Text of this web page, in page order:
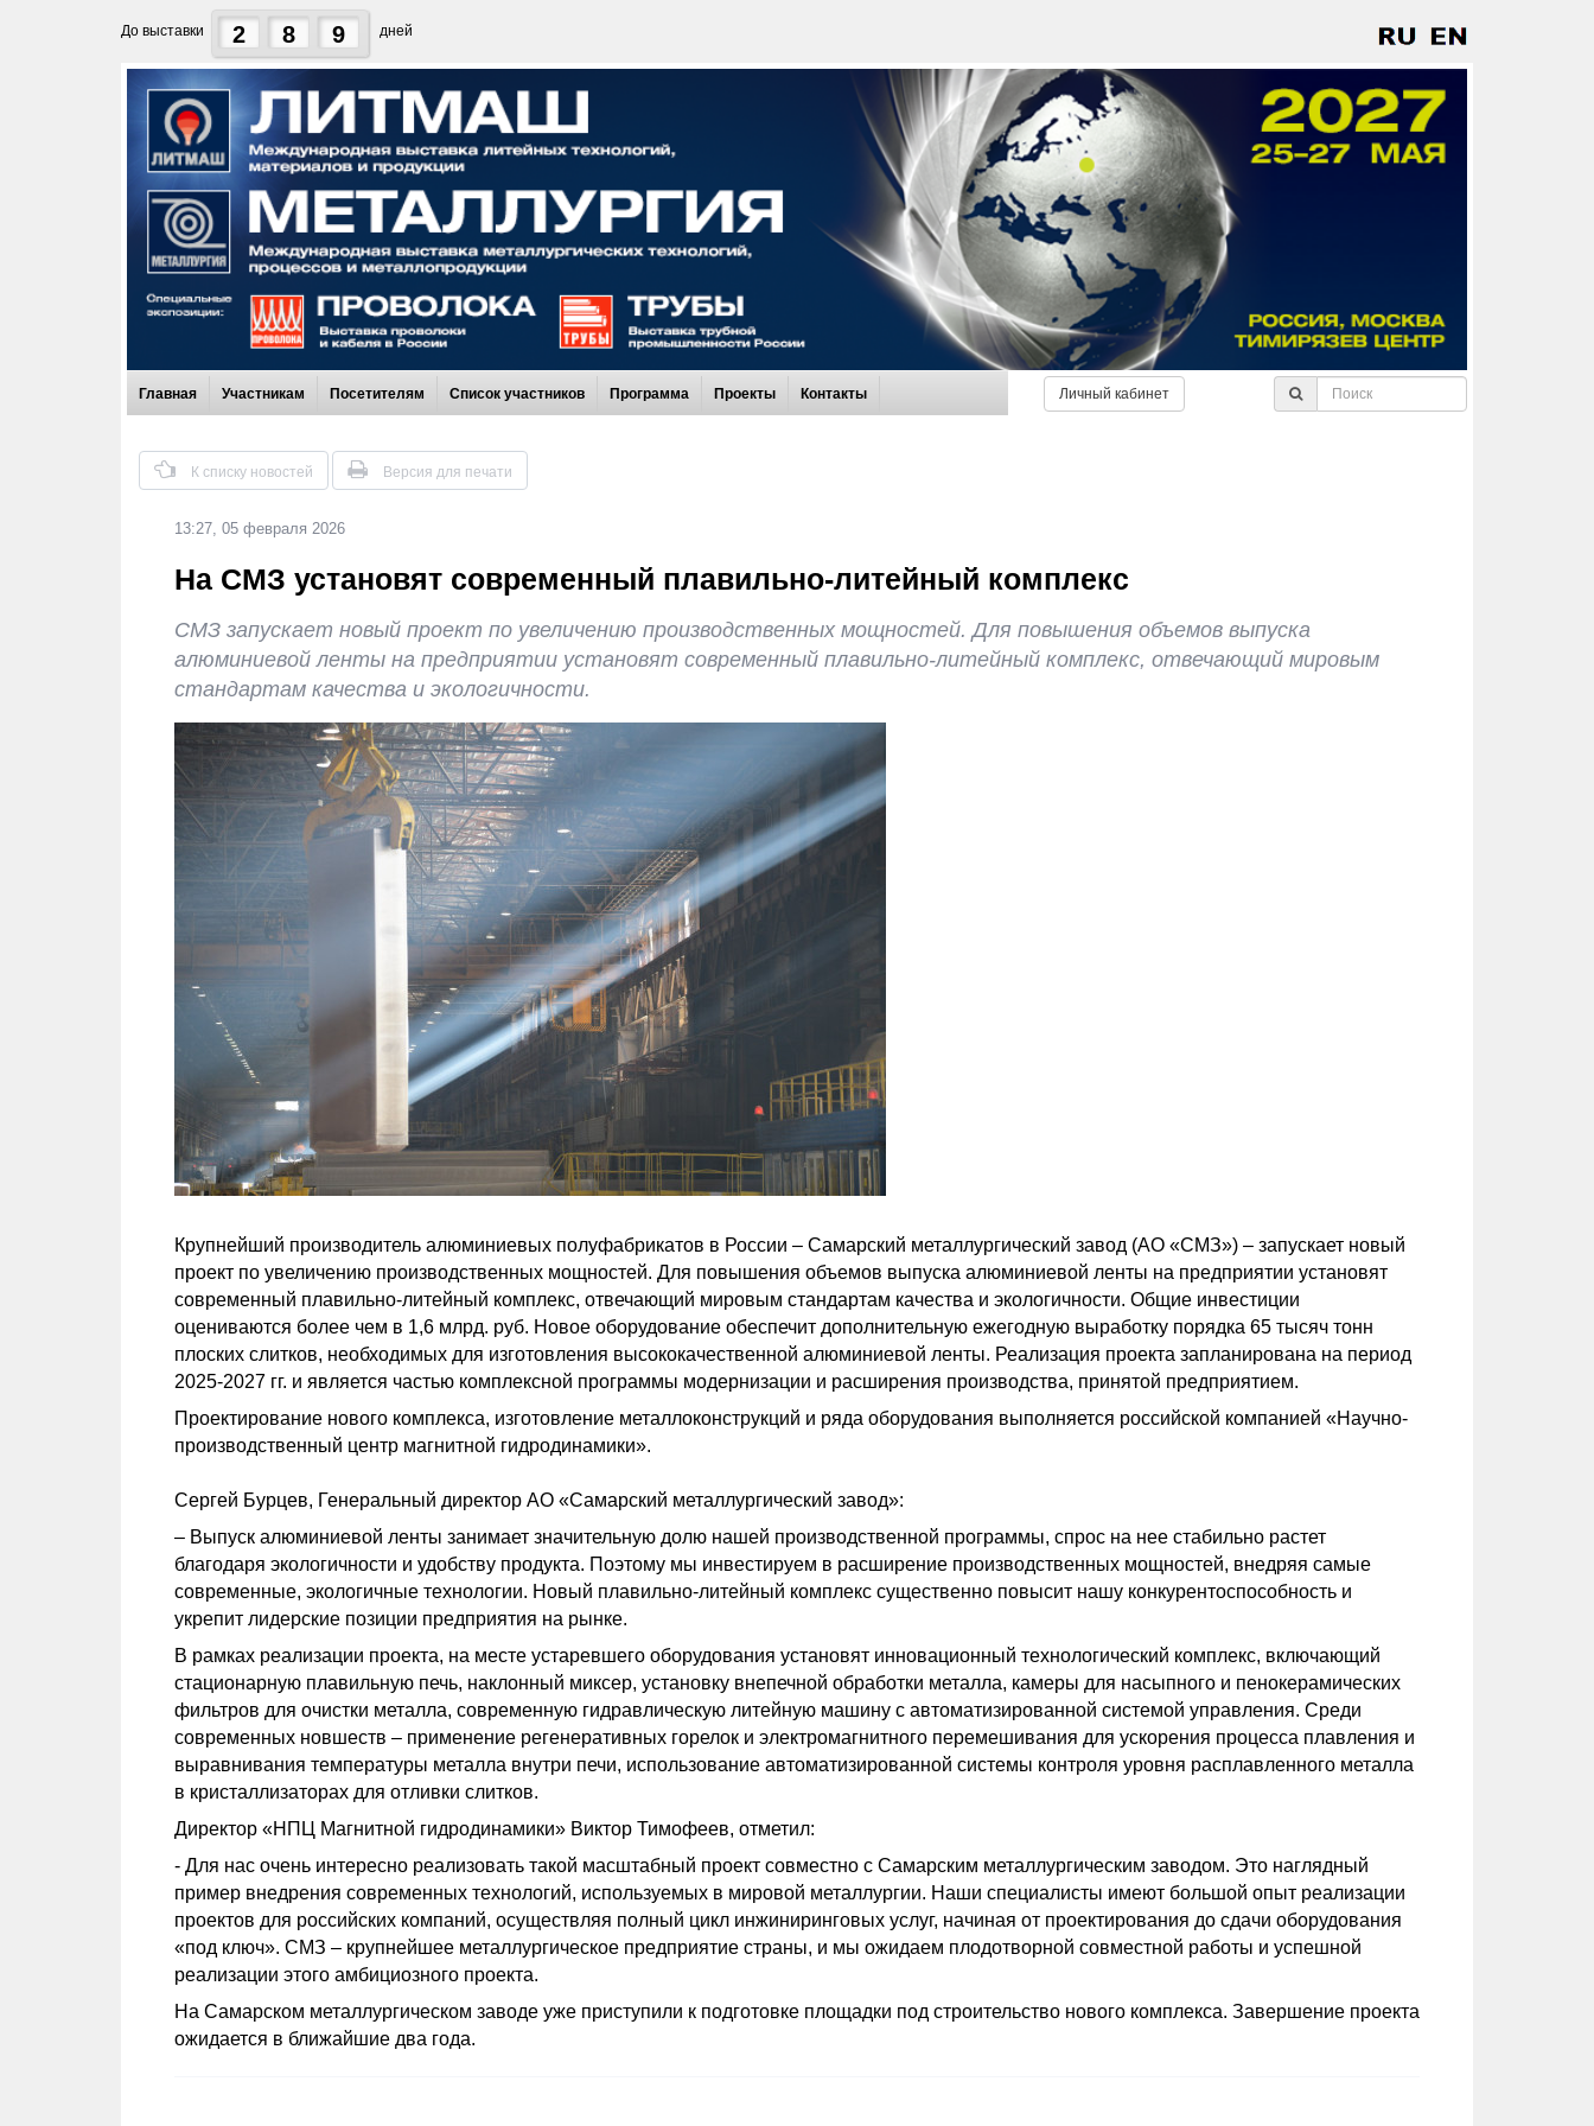
До выставки 2 8 9 дней
Главная Участникам Посетителям Список участников Программа Проекты Контакты Личный кабинет
К списку новостей Версия для печати
13:27, 05 февраля 2026
На СМЗ установят современный плавильно-литейный комплекс
СМЗ запускает новый проект по увеличению производственных мощностей. Для повышения объемов выпуска
алюминиевой ленты на предприятии установят современный плавильно-литейный комплекс, отвечающий мировым
стандартам качества и экологичности.
Крупнейший производитель алюминиевых полуфабрикатов в России – Самарский металлургический завод (АО «СМЗ») – запускает новый
проект по увеличению производственных мощностей. Для повышения объемов выпуска алюминиевой ленты на предприятии установят
современный плавильно-литейный комплекс, отвечающий мировым стандартам качества и экологичности. Общие инвестиции
оцениваются более чем в 1,6 млрд. руб. Новое оборудование обеспечит дополнительную ежегодную выработку порядка 65 тысяч тонн
плоских слитков, необходимых для изготовления высококачественной алюминиевой ленты. Реализация проекта запланирована на период
2025-2027 гг. и является частью комплексной программы модернизации и расширения производства, принятой предприятием.
Проектирование нового комплекса, изготовление металлоконструкций и ряда оборудования выполняется российской компанией «Научно-
производственный центр магнитной гидродинамики».
Сергей Бурцев, Генеральный директор АО «Самарский металлургический завод»:
– Выпуск алюминиевой ленты занимает значительную долю нашей производственной программы, спрос на нее стабильно растет
благодаря экологичности и удобству продукта. Поэтому мы инвестируем в расширение производственных мощностей, внедряя самые
современные, экологичные технологии. Новый плавильно-литейный комплекс существенно повысит нашу конкурентоспособность и
укрепит лидерские позиции предприятия на рынке.
В рамках реализации проекта, на месте устаревшего оборудования установят инновационный технологический комплекс, включающий
стационарную плавильную печь, наклонный миксер, установку внепечной обработки металла, камеры для насыпного и пенокерамических
фильтров для очистки металла, современную гидравлическую литейную машину с автоматизированной системой управления. Среди
современных новшеств – применение регенеративных горелок и электромагнитного перемешивания для ускорения процесса плавления и
выравнивания температуры металла внутри печи, использование автоматизированной системы контроля уровня расплавленного металла
в кристаллизаторах для отливки слитков.
Директор «НПЦ Магнитной гидродинамики» Виктор Тимофеев, отметил:
- Для нас очень интересно реализовать такой масштабный проект совместно с Самарским металлургическим заводом. Это наглядный
пример внедрения современных технологий, используемых в мировой металлургии. Наши специалисты имеют большой опыт реализации
проектов для российских компаний, осуществляя полный цикл инжиниринговых услуг, начиная от проектирования до сдачи оборудования
«под ключ». СМЗ – крупнейшее металлургическое предприятие страны, и мы ожидаем плодотворной совместной работы и успешной
реализации этого амбициозного проекта.
На Самарском металлургическом заводе уже приступили к подготовке площадки под строительство нового комплекса. Завершение проекта
ожидается в ближайшие два года.